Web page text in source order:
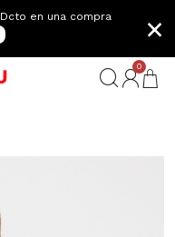
Dcto en una compra
×
0